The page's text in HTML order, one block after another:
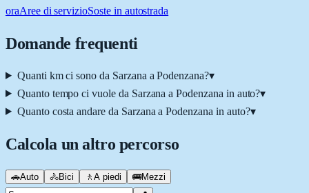
oraAree di servizioSoste in autostrada
Domande frequenti
Quanti km ci sono da Sarzana a Podenzana?▾
Quanto tempo ci vuole da Sarzana a Podenzana in auto?▾
Quanto costa andare da Sarzana a Podenzana in auto?▾
Calcola un altro percorso
🚗Auto 🚴Bici 🚶 A piedi 🚌Mezzi